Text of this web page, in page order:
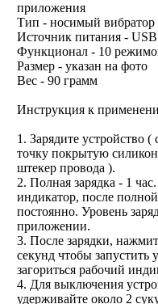
приложения
Тип - носимый вибратор
Источник питания - USB
Функционал - 10
Размер - указан на фото
Вес - 90 грамм
Инструкция к
1. Зарядите устройство
точку покрытую
штекер провода ).
2. Полная зарядка - 1
индикатор, после
постоянно. Уровень
приложении.
3. После зарядки,
секунд чтобы запустить
загориться рабочий
4. Для выключения
удерживайте около 2